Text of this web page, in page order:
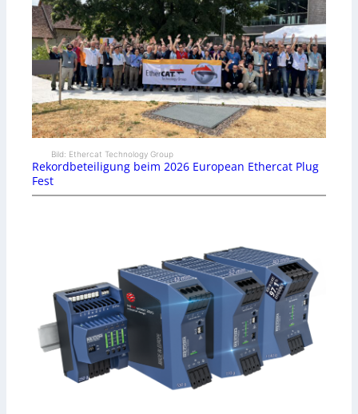
Bild: Ethercat Technology Group
Rekordbeteiligung beim 2026 European Ethercat Plug
Fest